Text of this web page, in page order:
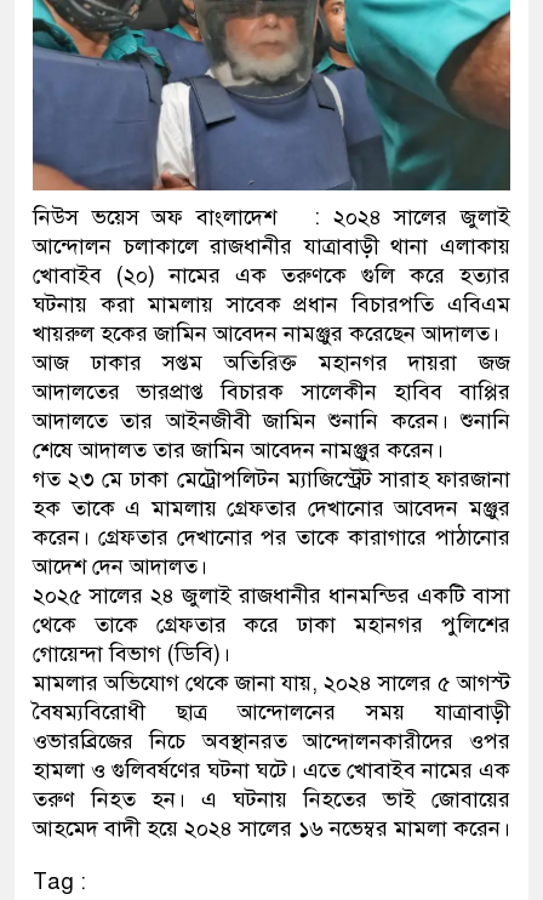
জনগণ পরিবর্তন চেয়েছে
প্রধানমন্ত্রী
মিরপুর মডেল থানার
মাদক কারবারি গ্রেফতার
২৮ লাখ টাকার জাল নোটসহ
থানা পুলিশ
যেকোনো সময় বেনজীরের
নেতৃত্ব ও গণতন্ত্রের মূর্তমান
নিউস ভয়েস অফ বাংলাদেশ : ২০২৪ সালের জুলাই
আন্দোলন চলাকালে রাজধানীর যাত্রাবাড়ী থানা এলাকায়
খোবাইব (২০) নামের এক তরুণকে গুলি করে হত্যার
ঘটনায় করা মামলায় সাবেক প্রধান বিচারপতি এবিএম
খায়রুল হকের জামিন আবেদন নামঞ্জুর করেছেন আদালত।
আজ ঢাকার সপ্তম অতিরিক্ত মহানগর দায়রা জজ
আদালতের ভারপ্রাপ্ত বিচারক সালেকীন হাবিব বাপ্পির
আদালতে তার আইনজীবী জামিন শুনানি করেন। শুনানি
শেষে আদালত তার জামিন আবেদন নামঞ্জুর করেন।
গত ২৩ মে ঢাকা মেট্রোপলিটন ম্যাজিস্ট্রেট সারাহ ফারজানা
হক তাকে এ মামলায় গ্রেফতার দেখানোর আবেদন মঞ্জুর
করেন। গ্রেফতার দেখানোর পর তাকে কারাগারে পাঠানোর
আদেশ দেন আদালত।
২০২৫ সালের ২৪ জুলাই রাজধানীর ধানমন্ডির একটি বাসা
থেকে তাকে গ্রেফতার করে ঢাকা মহানগর পুলিশের
গোয়েন্দা বিভাগ (ডিবি)।
মামলার অভিযোগ থেকে জানা যায়, ২০২৪ সালের ৫ আগস্ট
বৈষম্যবিরোধী ছাত্র আন্দোলনের সময় যাত্রাবাড়ী
ওভারব্রিজের নিচে অবস্থানরত আন্দোলনকারীদের ওপর
হামলা ও গুলিবর্ষণের ঘটনা ঘটে। এতে খোবাইব নামের এক
তরুণ নিহত হন। এ ঘটনায় নিহতের ভাই জোবায়ের
আহমেদ বাদী হয়ে ২০২৪ সালের ১৬ নভেম্বর মামলা করেন।
Tag :